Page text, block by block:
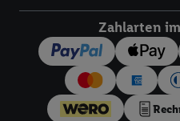
Zahlarten
dieser Werbeausspielungen.
Sofern Sie hier Ihre
Lidl Plus-Konto erstellen bzw.
Plus-Konto einloggen, kann
angegebene E-Mail-Adresse
Verantwortlichkeit mit einem